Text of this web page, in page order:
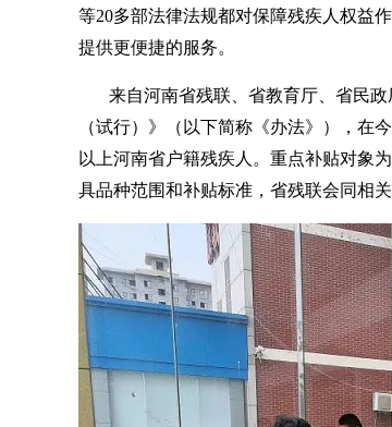
等20多部法律法规都对保障残疾人权益
提供更便捷的服务。
来自河南省残联、省教育厅、省民
（试行）》（以下简称《办法》），在
以上河南省户籍残疾人。重点补贴对象
具品种范围和补贴标准，省残联会同相